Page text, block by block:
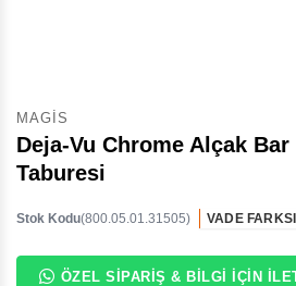
MAGIS
Deja-Vu Chrome Alçak Bar
Taburesi
(800.05.01.31505)
Stok Kodu VADE
ÖZEL SIPARIŞ & BILGI İÇIN